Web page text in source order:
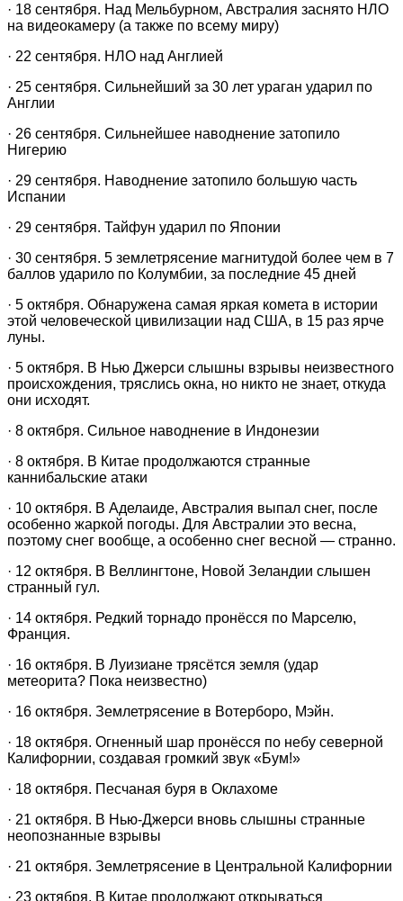
· 18 сентября. Над Мельбурном, Австралия заснято НЛО
на видеокамеру (а также по всему миру)
· 22 сентября. НЛО над Англией
· 25 сентября. Сильнейший за 30 лет ураган ударил по
Англии
· 26 сентября. Сильнейшее наводнение затопило
Нигерию
· 29 сентября. Наводнение затопило большую часть
Испании
· 29 сентября. Тайфун ударил по Японии
· 30 сентября. 5 землетрясение магнитудой более чем в 7
баллов ударило по Колумбии, за последние 45 дней
· 5 октября. Обнаружена самая яркая комета в истории
этой человеческой цивилизации над США, в 15 раз ярче
луны.
· 5 октября. В Нью Джерси слышны взрывы неизвестного
происхождения, тряслись окна, но никто не знает, откуда
они исходят.
· 8 октября. Сильное наводнение в Индонезии
· 8 октября. В Китае продолжаются странные
каннибальские атаки
· 10 октября. В Аделаиде, Австралия выпал снег, после
особенно жаркой погоды. Для Австралии это весна,
поэтому снег вообще, а особенно снег весной — странно.
· 12 октября. В Веллингтоне, Новой Зеландии слышен
странный гул.
· 14 октября. Редкий торнадо пронёсся по Марселю,
Франция.
· 16 октября. В Луизиане трясётся земля (удар
метеорита? Пока неизвестно)
· 16 октября. Землетрясение в Вотерборо, Мэйн.
· 18 октября. Огненный шар пронёсся по небу северной
Калифорнии, создавая громкий звук «Бум!»
· 18 октября. Песчаная буря в Оклахоме
· 21 октября. В Нью-Джерси вновь слышны странные
неопознанные взрывы
· 21 октября. Землетрясение в Центральной Калифорнии
· 23 октября. В Китае продолжают открываться